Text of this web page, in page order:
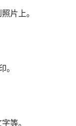
片上。
等。